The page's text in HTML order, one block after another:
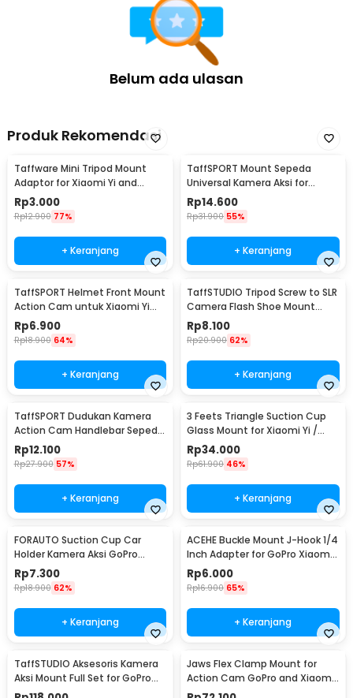
Belum ada ulasan
Produk Rekomendasi
Taffware Mini Tripod Mount
Adaptor for Xiaomi Yi and
GoPro 1/4 Inch - KF55
Rp3.000
Rp12.900 77%
+ Keranjang
TaffSPORT Mount Sepeda
Universal Kamera Aksi for
Xiaomi Yi/GoPro - GP023
Rp14.600
Rp31.900 55%
+ Keranjang
TaffSPORT Helmet Front Mount
Action Cam untuk Xiaomi Yi
dan GoPro - GP19
Rp6.900
Rp18.900 64%
+ Keranjang
TaffSTUDIO Tripod Screw to SLR
Camera Flash Shoe Mount
Adaptor GoPro
Rp8.100
Rp20.900 62%
+ Keranjang
TaffSPORT Dudukan Kamera
Action Cam Handlebar Sepeda
Motor 17-30mm - XTGP01
Rp12.100
Rp27.900 57%
+ Keranjang
3 Feets Triangle Suction Cup
Glass Mount for Xiaomi Yi /
GoPro - T010
Rp34.000
Rp61.900 46%
+ Keranjang
FORAUTO Suction Cup Car
Holder Kamera Aksi GoPro
Xiaomi Yi 1/4 Inch - T015
Rp7.300
Rp18.900 62%
+ Keranjang
ACEHE Buckle Mount J-Hook 1/4
Inch Adapter for GoPro Xiaomi
Yi - AC18
Rp6.000
Rp16.900 65%
+ Keranjang
TaffSTUDIO Aksesoris Kamera
Aksi Mount Full Set for GoPro
Xiaomi Yi - GS41
Jaws Flex Clamp Mount for
Action Cam GoPro and Xiaomi
Yi - XH0571